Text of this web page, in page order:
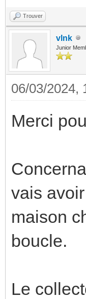
Trouver
vlnk
Junior
06/03/2024,
Merci
vais
maison
boucle.
Le